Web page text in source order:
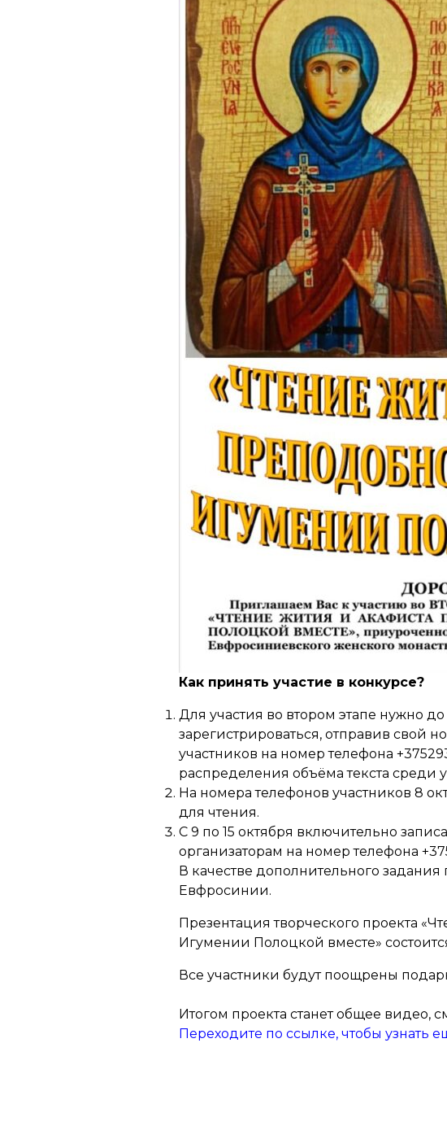
Как принять участие в конкурсе?
Для участия во втором этапе нужно
зарегистрироваться, отправив свой
участников на номер телефона
распределения объёма текста среди
На номера телефонов участников 8
для чтения.
С 9 по 15 октября включительно
организаторам на номер телефона
В качестве дополнительного
Евфросинии.
Презентация творческого проекта
Игумении Полоцкой вместе»
Все участники будут поощрены
Итогом проекта станет общее видео,
Переходите по ссылке, чтобы узнать